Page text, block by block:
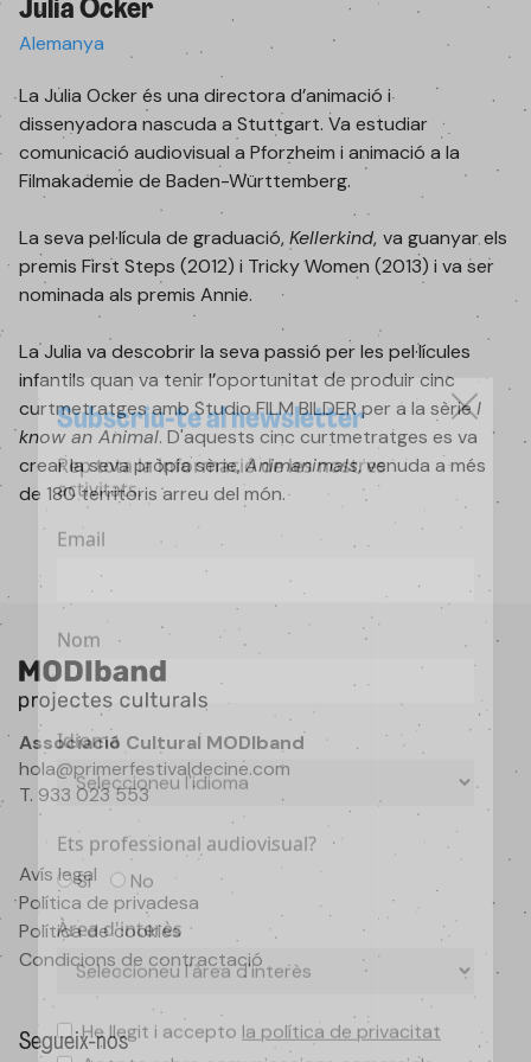
Julia Ocker
Alemanya
La Julia Ocker és una directora d’animació i
dissenyadora nascuda a Stuttgart. Va estudiar
comunicació audiovisual a Pforzheim i animació a la
Filmakademie de Baden-Württemberg.
La seva pel·lícula de graduació,Kellerkind, va guanyar els
premis First Steps (2012) i Tricky Women (2013) i va ser
nominada als premis Annie.
La Julia va descobrir la seva passió per les pel·lícules
infantils quan va tenir l’oportunitat de produir cinc
curtmetratges amb Studio FILM BILDER per a la sèrieI
know an Animal. D'aquests cinc curtmetratges es va
crear la seva pròpia sèrie,Animanimals, venuda a més
de 180 territoris arreu del món.
Associació Cultural MODIband
hola@primerfestivaldecine.com
T. 933 023 553
Avís legal
Política de privadesa
Política de cookies
Condicions de contractació
Segueix-nos
Subscriu-te al newsletter
Rep tota la informació de les nostres
activitats.
Email
Nom
Idioma
Ets professional audiovisual?
Si No
Àrea d'interès
He llegit i accepto la política de privacitat
Acepto rebre comunicacions comercials